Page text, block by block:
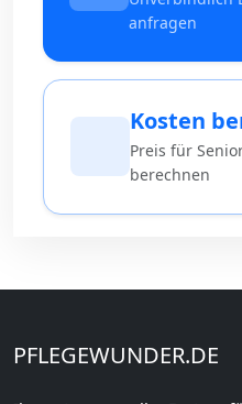
anfragen
Kosten
Preis für
berechnen
PFLEGEWUNDER.DE